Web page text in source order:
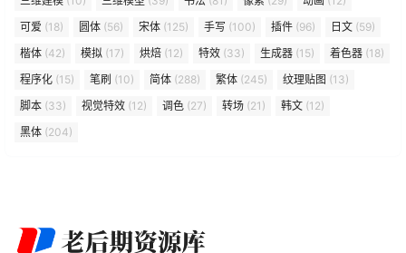
可爱 (18) 圆体 (56) 宋体 (125) 手写 (100) 插件 (96) 日文 (59)
楷体 (42) 模拟 (17) 烘焙 (12) 特效 (33) 生成器 (15) 着色器 (18)
程序化 (15) 笔刷 (10) 简体 (288) 繁体 (245) 纹理贴图 (13)
脚本 (33) 视觉特效 (12) 调色 (27) 转场 (21) 韩文 (12)
黑体 (204)